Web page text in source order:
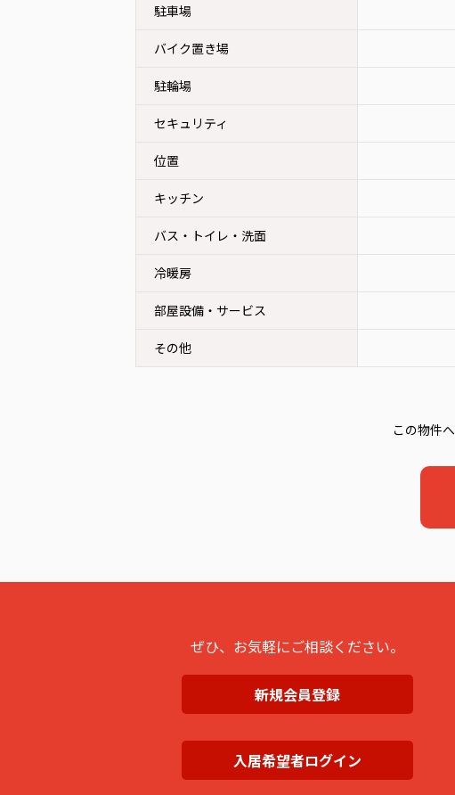
駐車場
バイク置き場
駐輪場
セキュリティ
位置
キッチン
バス・トイレ・洗面
冷暖房
部屋設備・サービス
その他
この物件
ぜひ、お気軽にご相談ください。
新規会員登録
入居希望者ログイン